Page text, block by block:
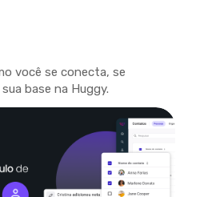
você se conecta, se
base na Huggy.